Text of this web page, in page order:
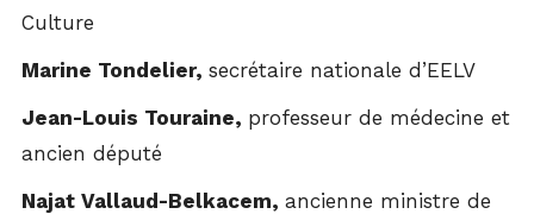
Culture
Marine Tondelier, secrétaire nationale d’EELV
Jean-Louis Touraine, professeur de médecine et
ancien député
Najat Vallaud-Belkacem, ancienne ministre de